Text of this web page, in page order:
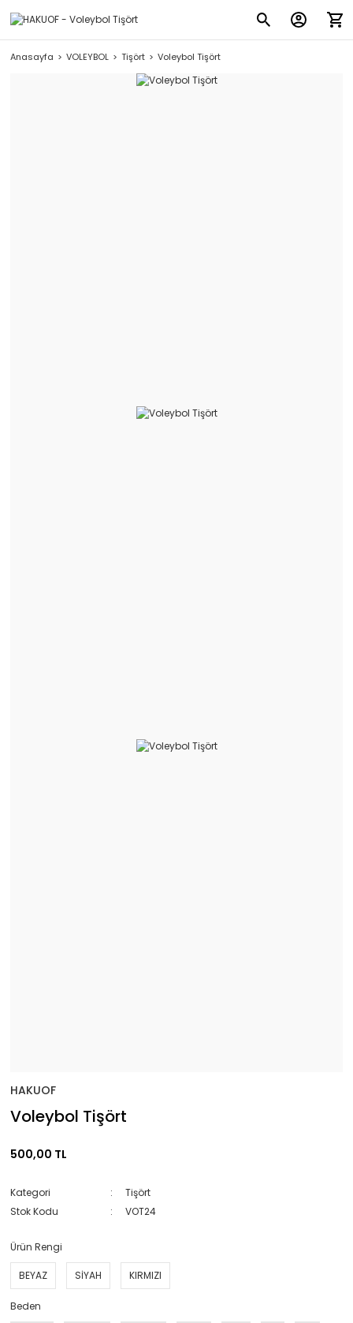
Anasayfa VOLEYBOL Tişört Voleybol Tişört
HAKUOF
Voleybol Tişört
500,00 TL
Kategori
Tişört
Stok Kodu
VOT24
Ürün Rengi
BEYAZ SİYAH KIRMIZI
Beden